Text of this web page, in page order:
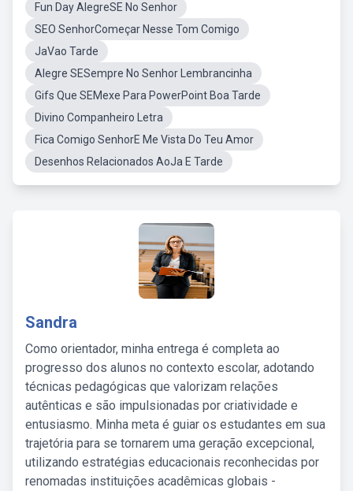
Fun Day AlegreSE No Senhor
SEO SenhorComeçar Nesse Tom Comigo
JaVao Tarde
Alegre SESempre No Senhor Lembrancinha
Gifs Que SEMexe Para PowerPoint Boa Tarde
Divino Companheiro Letra
Fica Comigo SenhorE Me Vista Do Teu Amor
Desenhos Relacionados AoJa E Tarde
Sandra
Como orientador, minha entrega é completa ao
progresso dos alunos no contexto escolar, adotando
técnicas pedagógicas que valorizam relações
autênticas e são impulsionadas por criatividade e
entusiasmo. Minha meta é guiar os estudantes em sua
trajetória para se tornarem uma geração excepcional,
utilizando estratégias educacionais reconhecidas por
renomadas instituições acadêmicas globais -